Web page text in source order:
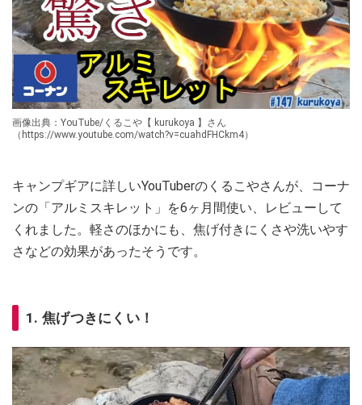
画像出典：YouTube/くるこや【 kurukoya 】さん
（https://www.youtube.com/watch?v=cuahdFHCkm4）
キャンプギアに詳しいYouTuberのくるこやさんが、コーナ
ンの「アルミスキレット」を6ヶ月間使い、レビューして
くれました。軽さのほかにも、焦げ付きにくさや洗いやす
さなどの効果があったそうです。
1. 焦げつきにくい！